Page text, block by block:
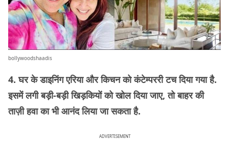
bollywoodshaadis
4. घर के डाइनिंग एरिया और किचन को कंटेम्पररी टच दिया गया है.
इसमें लगी बड़ी-बड़ी खिड़कियों को खोल दिया जाए, तो बाहर की
ताज़ी हवा का भी आनंद लिया जा सकता है.
ADVERTISEMENT